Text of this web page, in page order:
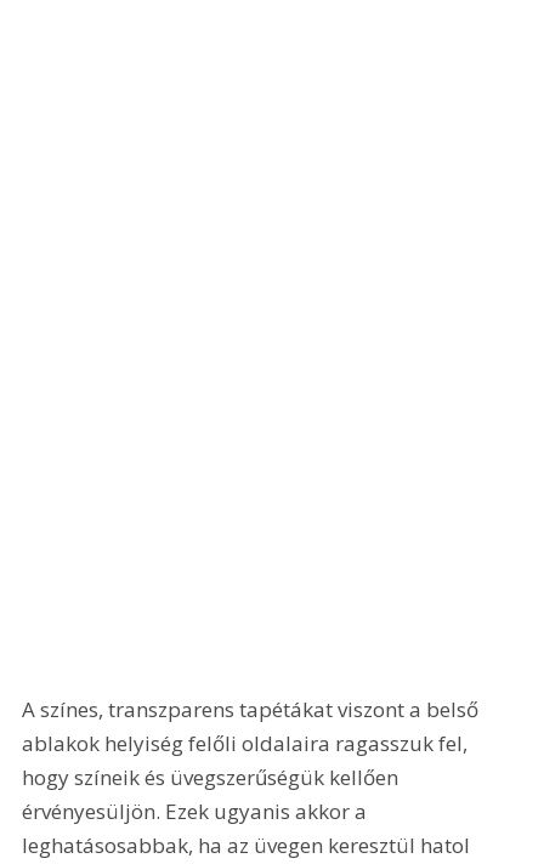
A színes, transzparens tapétákat viszont a belső
ablakok helyiség felőli oldalaira ragasszuk fel,
hogy színeik és üvegszerűségük kellően
érvényesüljön. Ezek ugyanis akkor a
leghatásosabbak, ha az üvegen keresztül hatol